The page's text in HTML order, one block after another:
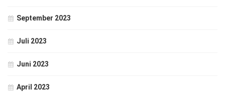
September 2023
Juli 2023
Juni 2023
April 2023